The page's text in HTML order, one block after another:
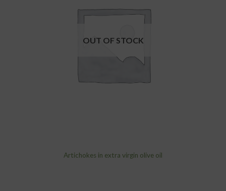
OUT OF STOCK
Artichokes in extra virgin olive oil